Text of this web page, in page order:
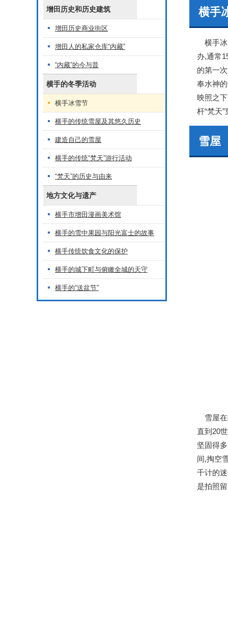
横手
横手冰
办,通常
的第一
奉水神
映照之
杆“梵天
雪屋
雪屋在
直到20
坚固得
间,掏空
千计的
是拍照
增田历史和历史建筑
增田历史商业街区
增田人的私家仓库“内藏”
“内藏”的今与昔
横手的冬季活动
横手冰雪节
横手的传统雪屋及其悠久历史
建造自己的雪屋
横手的传统“梵天”游行活动
“梵天”的历史与由来
地方文化与遗产
横手市增田漫画美术馆
横手的雪中果园与阳光富士的故事
横手传统饮食文化的保护
横手的城下町与俯瞰全城的天守
横手的“送盆节”